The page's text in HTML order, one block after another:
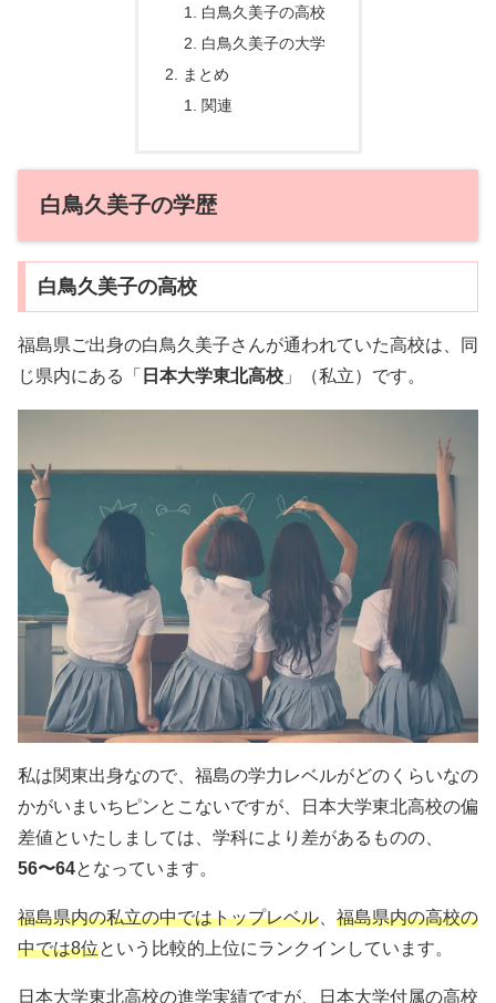
白鳥久美子の高校
白鳥久美子の大学
まとめ
関連
白鳥久美子の学歴
白鳥久美子の高校
福島県ご出身の白鳥久美子さんが通われていた高校は、同
じ県内にある「 日本大学東北高校 」（私立）です。
私は関東出身なので、福島の学力レベルがどのくらいなの
かがいまいちピンとこないですが、日本大学東北高校の偏
差値といたしましては、学科により差があるものの、
56〜64となっています。
福島県内の私立の中ではトップレベル、 福島県内の高校の
中では8位という比較的上位にランクインしています。
日本大学東北高校の進学実績ですが、日本大学付属の高校